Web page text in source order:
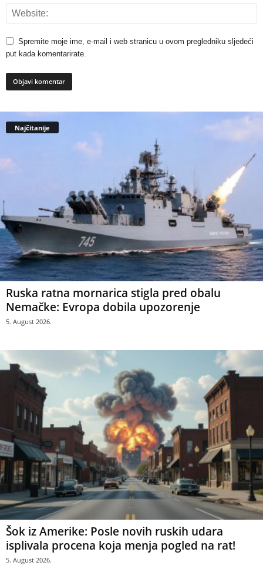
Spremite moje ime, e-mail i web stranicu u ovom pregledniku sljedeći
put kada komentarirate.
Najčitanije
Ruska ratna mornarica stigla pred obalu
Nemačke: Evropa dobila upozorenje
5. August 2026.
Šok iz Amerike: Posle novih ruskih udara
isplivala procena koja menja pogled na rat!
5. August 2026.